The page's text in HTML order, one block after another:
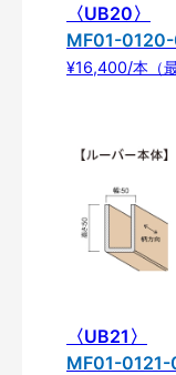
〈UB20〉
MF01-
¥16,400/本（
〈UB21〉
MF01-